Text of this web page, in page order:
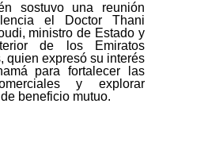
sostuvo una reunión
el Doctor Thani
ministro de Estado y
de los Emiratos
quien expresó su interés
para fortalecer las
y explorar
beneficio mutuo.